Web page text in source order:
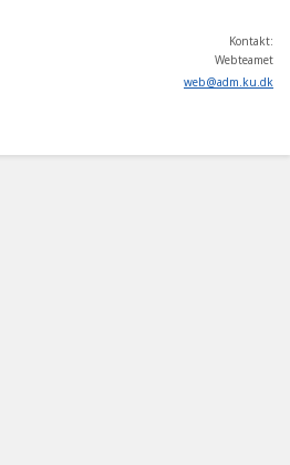
Kontakt:
Webteamet
web@adm ku dk